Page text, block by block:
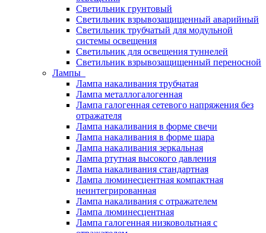
Светильник грунтовый
Светильник взрывозащищенный аварийный
Светильник трубчатый для модульной
системы освещения
Светильник для освещения туннелей
Светильник взрывозащищенный переносной
Лампы
Лампа накаливания трубчатая
Лампа металлогалогенная
Лампа галогенная сетевого напряжения без
отражателя
Лампа накаливания в форме свечи
Лампа накаливания в форме шара
Лампа накаливания зеркальная
Лампа ртутная высокого давления
Лампа накаливания стандартная
Лампа люминесцентная компактная
неинтегрированная
Лампа накаливания с отражателем
Лампа люминесцентная
Лампа галогенная низковольтная с